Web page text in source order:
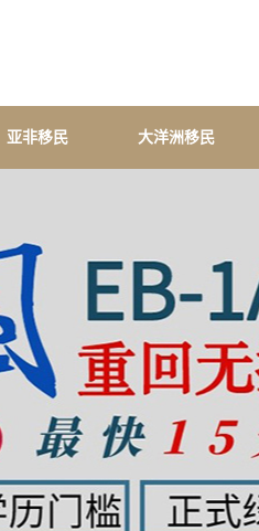
亚非移民 大洋洲移民